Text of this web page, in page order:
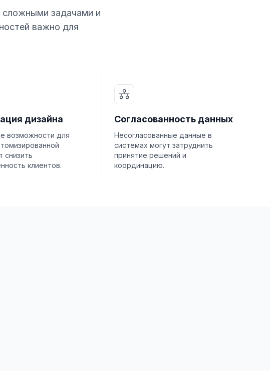
сложными задачами и
важно для
дизайна
возможности для
снизить
клиентов.
Согласованность данных
Несогласованные данные в
системах могут затруднить
принятие решений и
координацию.